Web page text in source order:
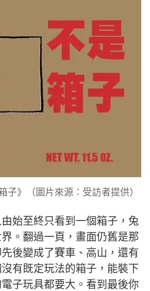
子》（圖片來源：受訪者提供）
始至終只看到一個箱子，兔
。翻過一頁，畫面仍舊是那
後變成了賽車、高山，還有
有既定玩法的箱子，能裝下
子玩具都要大。看到最後你